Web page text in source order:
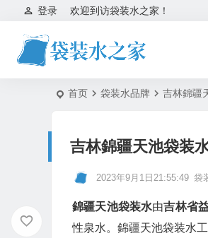
欢迎到访袋装水之家！
登录
首页 袋装水品牌 吉林錦疆
吉林錦疆天池袋装
2023年9月1日21:55:49 袋
錦疆天池袋装水由吉林省
性泉水。錦疆天池袋装水